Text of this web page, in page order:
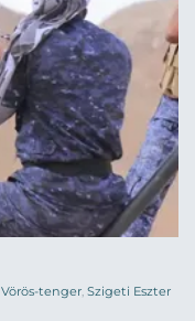
Vörös-tenger, Szigeti Eszter